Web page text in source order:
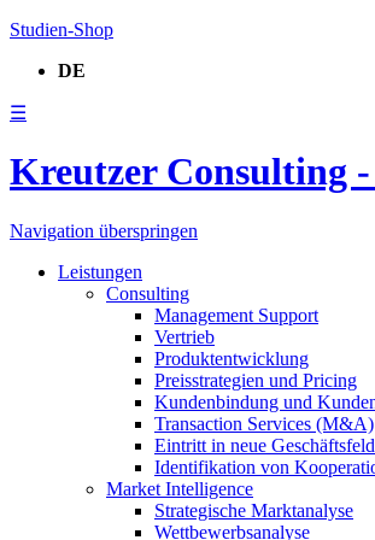
Studien-Shop
DE
☰
Kreutzer Consulting -
Navigation überspringen
Leistungen
Consulting
Management Support
Vertrieb
Produktentwicklung
Preisstrategien und Pricing
Kundenbindung und
Transaction Services (M&A)
Eintritt in neue
Identifikation von
Market Intelligence
Strategische Marktanalyse
Wettbewerbsanalyse